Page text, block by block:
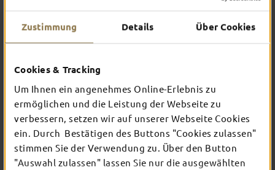
Zustimmung Details Über Cookies
Cookies & Tracking
Um Ihnen ein angenehmes Online-Erlebnis zu
ermöglichen und die Leistung der Webseite zu
verbessern, setzen wir auf unserer Webseite Cookies
ein. Durch Bestätigen des Buttons "Cookies zulassen"
stimmen Sie der Verwendung zu. Über den Button
"Auswahl zulassen" lassen Sie nur die ausgewählten
DAS ERWARTET
DICH IN FULDA
Verschaffe dir hier einen Überblick über das, was
dich in Fulda erwartet. Worauf hast du am
meisten Lust?